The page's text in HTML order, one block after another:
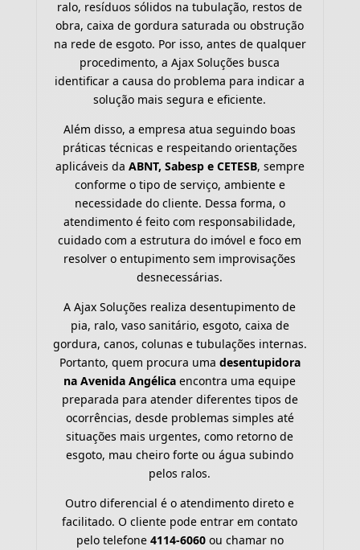
ralo, resíduos sólidos na tubulação, restos de
obra, caixa de gordura saturada ou obstrução
na rede de esgoto. Por isso, antes de qualquer
procedimento, a Ajax Soluções busca
identificar a causa do problema para indicar a
solução mais segura e eficiente.
Além disso, a empresa atua seguindo boas
práticas técnicas e respeitando orientações
aplicáveis da ABNT, Sabesp e CETESB, sempre
conforme o tipo de serviço, ambiente e
necessidade do cliente. Dessa forma, o
atendimento é feito com responsabilidade,
cuidado com a estrutura do imóvel e foco em
resolver o entupimento sem improvisações
desnecessárias.
A Ajax Soluções realiza desentupimento de
pia, ralo, vaso sanitário, esgoto, caixa de
gordura, canos, colunas e tubulações internas.
Portanto, quem procura uma desentupidora
na Avenida Angélica encontra uma equipe
preparada para atender diferentes tipos de
ocorrências, desde problemas simples até
situações mais urgentes, como retorno de
esgoto, mau cheiro forte ou água subindo
pelos ralos.
Outro diferencial é o atendimento direto e
facilitado. O cliente pode entrar em contato
pelo telefone 4114-6060ou chamar no